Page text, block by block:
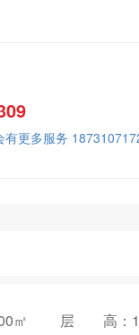
有更多服务
1200㎡ 层 高